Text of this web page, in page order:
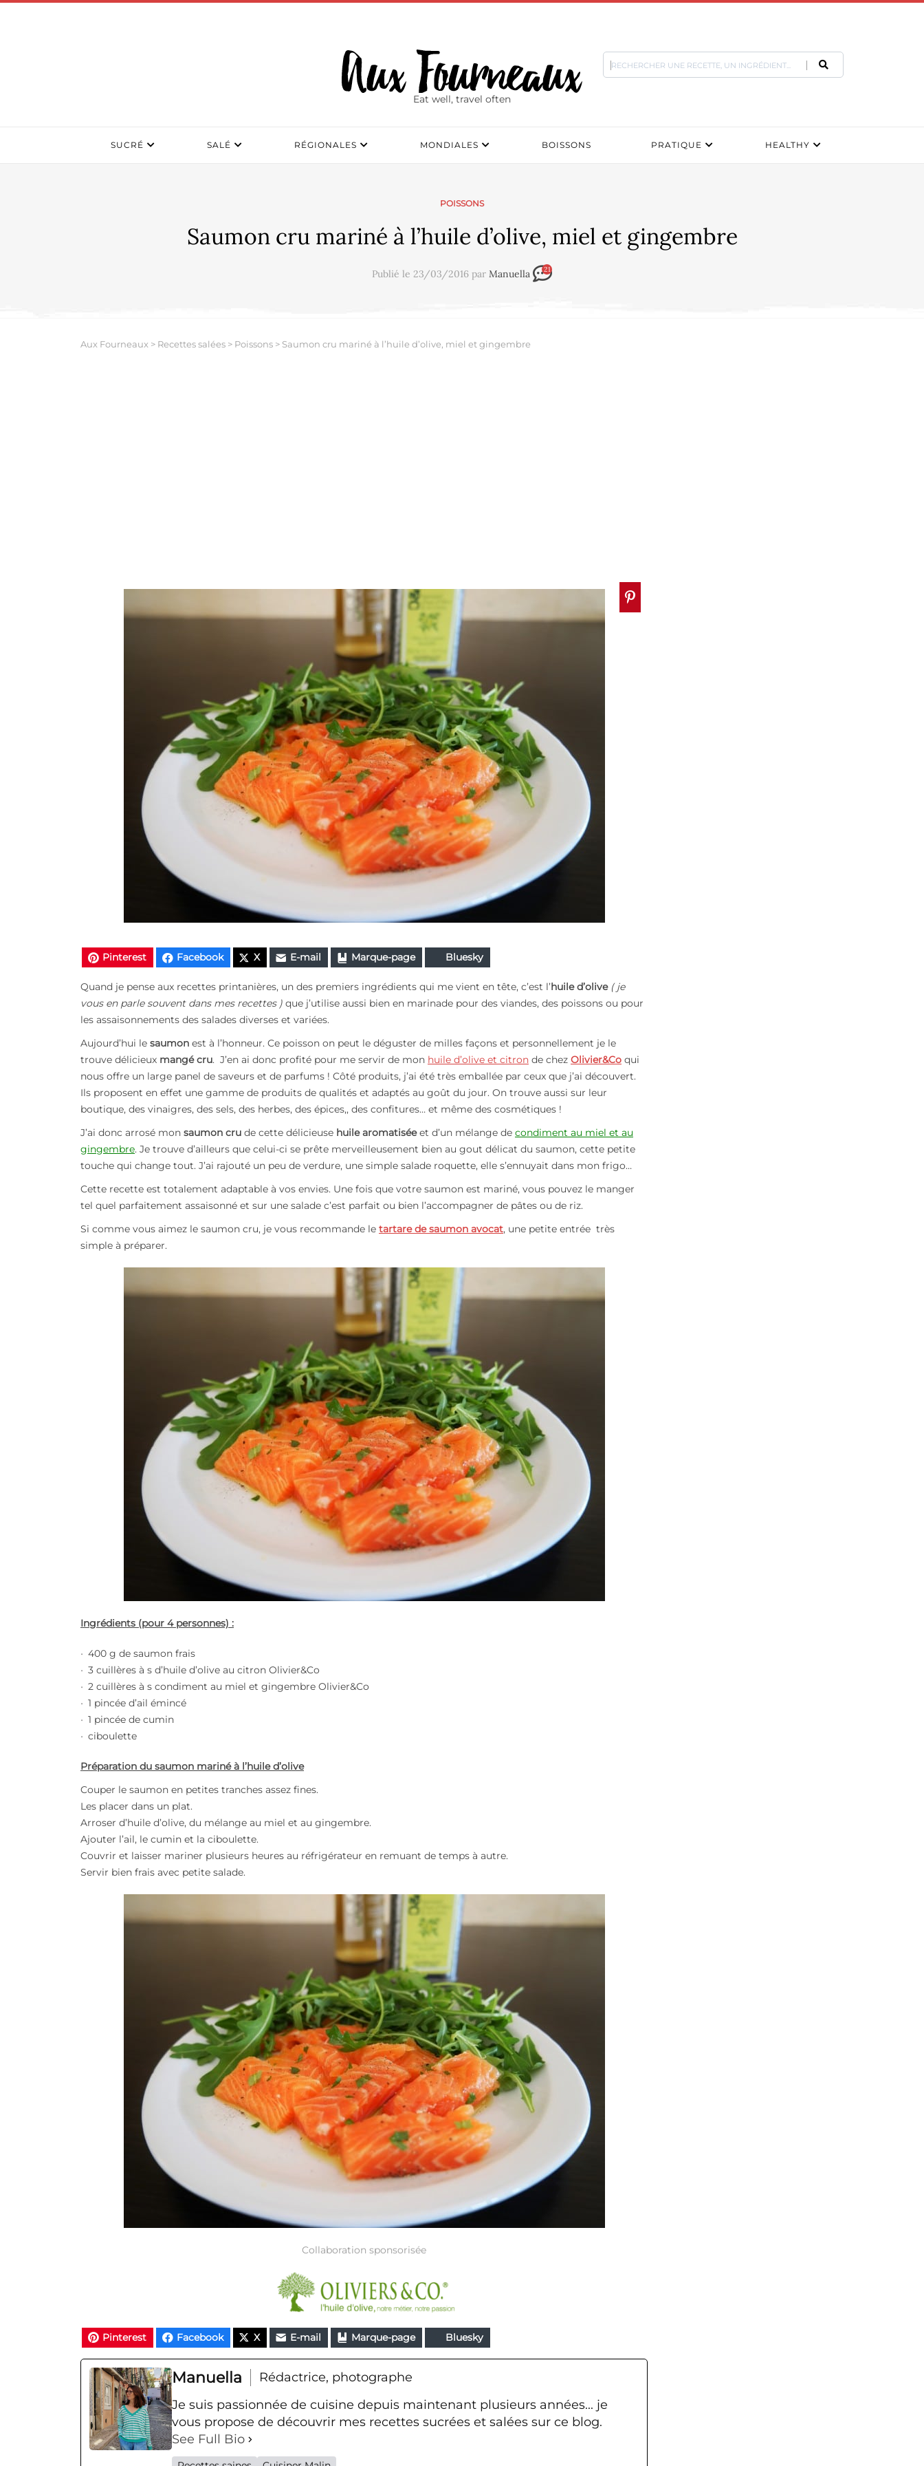
Eat well, travel often
SUCRÉ SALÉ RÉGIONALES MONDIALES BOISSONS PRATIQUE HEALTHY
POISSONS
Saumon cru mariné à l’huile d’olive, miel et gingembre
Publié le 23/03/2016 par Manuella 21
Aux Fourneaux > Recettes salées > Poissons > Saumon cru mariné à l’huile d’olive, miel et gingembre
Pinterest Facebook X E-mail Marque-page Bluesky
Quand je pense aux recettes printanières, un des premiers ingrédients qui me vient en tête, c’est l’huile d’olive ( je
vous en parle souvent dans mes recettes ) que j’utilise aussi bien en marinade pour des viandes, des poissons ou pour
les assaisonnements des salades diverses et variées.
Aujourd’hui le saumon est à l’honneur. Ce poisson on peut le déguster de milles façons et personnellement je le
trouve délicieux mangé cru. J’en ai donc profité pour me servir de mon huile d’olive et citron de chez Olivier&Co qui
nous offre un large panel de saveurs et de parfums ! Côté produits, j’ai été très emballée par ceux que j’ai découvert.
Ils proposent en effet une gamme de produits de qualités et adaptés au goût du jour. On trouve aussi sur leur
boutique, des vinaigres, des sels, des herbes, des épices,, des confitures… et même des cosmétiques !
J’ai donc arrosé mon saumon cru de cette délicieuse huile aromatiséeet d’un mélange de condiment au miel et au
gingembre. Je trouve d’ailleurs que celui-ci se prête merveilleusement bien au gout délicat du saumon, cette petite
touche qui change tout. J’ai rajouté un peu de verdure, une simple salade roquette, elle s’ennuyait dans mon frigo…
Cette recette est totalement adaptable à vos envies. Une fois que votre saumon est mariné, vous pouvez le manger
tel quel parfaitement assaisonné et sur une salade c’est parfait ou bien l’accompagner de pâtes ou de riz.
Si comme vous aimez le saumon cru, je vous recommande le tartare de saumon avocat, une petite entrée très
simple à préparer.
Ingrédients (pour 4 personnes) :
400 g de saumon frais
3 cuillères à s d’huile d’olive au citron Olivier&Co
2 cuillères à s condiment au miel et gingembre Olivier&Co
1 pincée d’ail émincé
1 pincée de cumin
ciboulette
Préparation du saumon mariné à l’huile d’olive
Couper le saumon en petites tranches assez fines.
Les placer dans un plat.
Arroser d’huile d’olive, du mélange au miel et au gingembre.
Ajouter l’ail, le cumin et la ciboulette.
Couvrir et laisser mariner plusieurs heures au réfrigérateur en remuant de temps à autre.
Servir bien frais avec petite salade.
Collaboration sponsorisée
Pinterest Facebook X E-mail Marque-page Bluesky
Manuella
Rédactrice, photographe
Je suis passionnée de cuisine depuis maintenant plusieurs années... je
vous propose de découvrir mes recettes sucrées et salées sur ce blog.
See Full Bio